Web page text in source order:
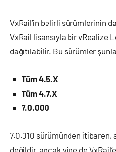
VxRail’in belirli sürümlerinin
VxRail lisansıyla bir vRealize
dağıtılabilir. Bu sürümler
Tüm 4.5.X
Tüm 4.7.X
7.0.000
7.0.010 sürümünden itibaren,
değildir, ancak yine de